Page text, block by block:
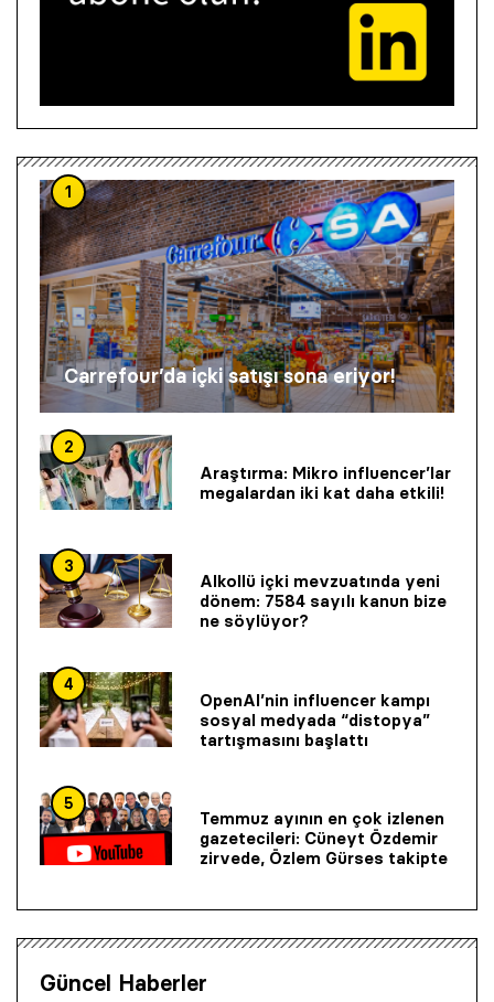
1
Carrefour’da içki satışı sona eriyor!
2
Araştırma: Mikro influencer’lar
megalardan iki kat daha etkili!
3
Alkollü içki mevzuatında yeni
dönem: 7584 sayılı kanun bize
ne söylüyor?
4
OpenAI’nin influencer kampı
sosyal medyada “distopya”
tartışmasını başlattı
5
Temmuz ayının en çok izlenen
gazetecileri: Cüneyt Özdemir
zirvede, Özlem Gürses takipte
Güncel Haberler